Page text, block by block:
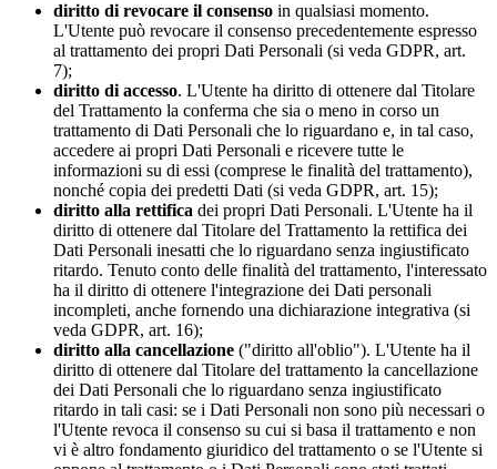
diritto di revocare il consenso in qualsiasi momento.
L'Utente può revocare il consenso precedentemente espresso
al trattamento dei propri Dati Personali (si veda GDPR, art.
7);
diritto di accesso. L'Utente ha diritto di ottenere dal Titolare
del Trattamento la conferma che sia o meno in corso un
trattamento di Dati Personali che lo riguardano e, in tal caso,
accedere ai propri Dati Personali e ricevere tutte le
informazioni su di essi (comprese le finalità del trattamento),
nonché copia dei predetti Dati (si veda GDPR, art. 15);
diritto alla rettifica dei propri Dati Personali. L'Utente ha il
diritto di ottenere dal Titolare del Trattamento la rettifica dei
Dati Personali inesatti che lo riguardano senza ingiustificato
ritardo. Tenuto conto delle finalità del trattamento, l'interessato
ha il diritto di ottenere l'integrazione dei Dati personali
incompleti, anche fornendo una dichiarazione integrativa (si
veda GDPR, art. 16);
diritto alla cancellazione ("diritto all'oblio"). L'Utente ha il
diritto di ottenere dal Titolare del trattamento la cancellazione
dei Dati Personali che lo riguardano senza ingiustificato
ritardo in tali casi: se i Dati Personali non sono più necessari o
l'Utente revoca il consenso su cui si basa il trattamento e non
vi è altro fondamento giuridico del trattamento o se l'Utente si